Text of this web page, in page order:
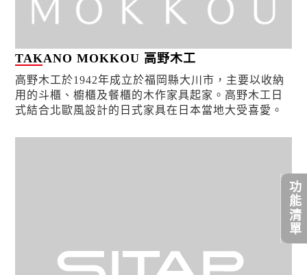
TAKANO MOKKOU 高野木工
高野木工於1942年成立於福岡縣大川市，主要以收納
用的斗櫃、櫥櫃及餐櫃的木作家具起家。高野木工日
式結合北歐風設計的日式家具在日本當地大受喜愛。
功能清單